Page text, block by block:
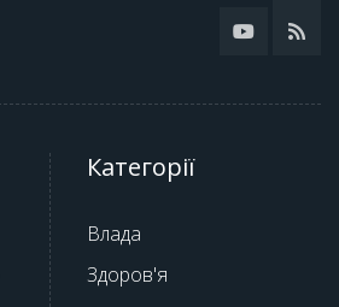
Категорії
Влада
Здоров'я